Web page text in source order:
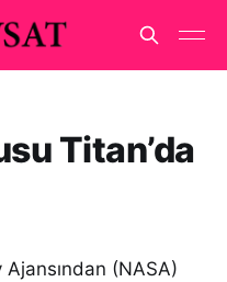
Titan’da
Ajansından (NASA)